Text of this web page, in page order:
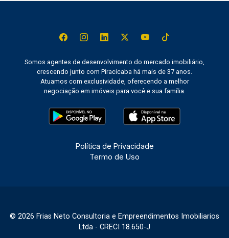
Somos agentes de desenvolvimento do mercado imobiliário,
crescendo junto com Piracicaba há mais de 37 anos.
Atuamos com exclusividade, oferecendo a melhor
negociação em imóveis para você e sua família.
Política de Privacidade
Termo de Uso
© 2026 Frias Neto Consultoria e Empreendimentos Imobiliarios
Ltda - CRECI 18.650-J